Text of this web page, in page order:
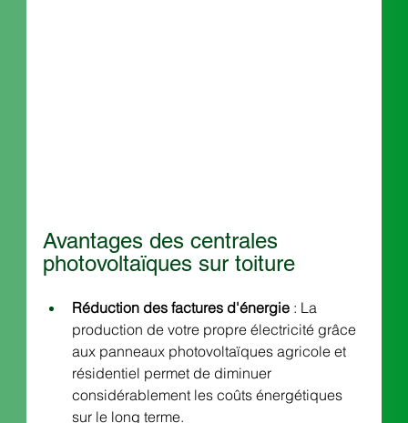
Avantages des centrales
photovoltaïques sur toiture
Réduction des factures d'énergie : La
production de votre propre électricité grâce
aux panneaux photovoltaïques agricole et
résidentiel permet de diminuer
considérablement les coûts énergétiques
sur le long terme.